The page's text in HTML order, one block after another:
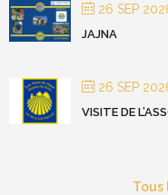
26 SEP
JAJNA
26 SEP
VISITE DE
Tous